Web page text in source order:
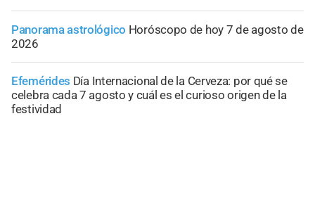
Panorama astrológico Horóscopo de hoy 7 de agosto de
2026
Efemérides Día Internacional de la Cerveza: por qué se
celebra cada 7 agosto y cuál es el curioso origen de la
festividad